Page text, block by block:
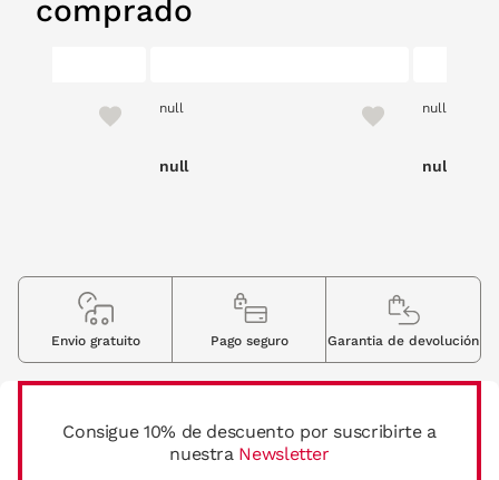
comprado
null
null
null
null
Consigue 10% de descuento por suscribirte a
nuestra Newsletter
Envio gratuito Pago seguro Garantia de devolución